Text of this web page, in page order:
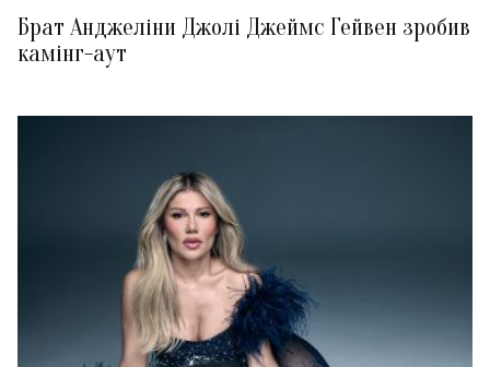
Брат Анджеліни Джолі Джеймс Гейвен зробив
камінг-аут